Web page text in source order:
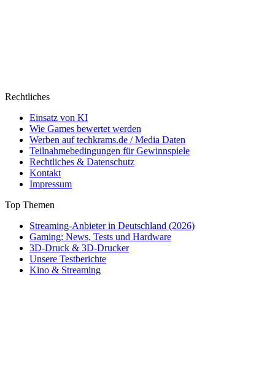
Rechtliches
Einsatz von KI
Wie Games bewertet werden
Werben auf techkrams.de / Media Daten
Teilnahmebedingungen für Gewinnspiele
Rechtliches & Datenschutz
Kontakt
Impressum
Top Themen
Streaming-Anbieter in Deutschland (2026)
Gaming: News, Tests und Hardware
3D-Druck & 3D-Drucker
Unsere Testberichte
Kino & Streaming